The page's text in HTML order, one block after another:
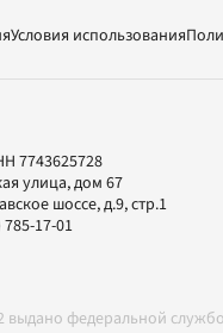
Условия использования
7743625728
улица, дом 67
шоссе, д.9, стр.1
785-17-01
федеральной